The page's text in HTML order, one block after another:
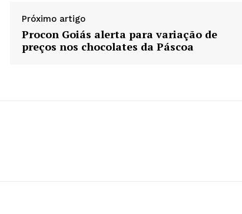
Próximo artigo
Procon Goiás alerta para variação de
preços nos chocolates da Páscoa